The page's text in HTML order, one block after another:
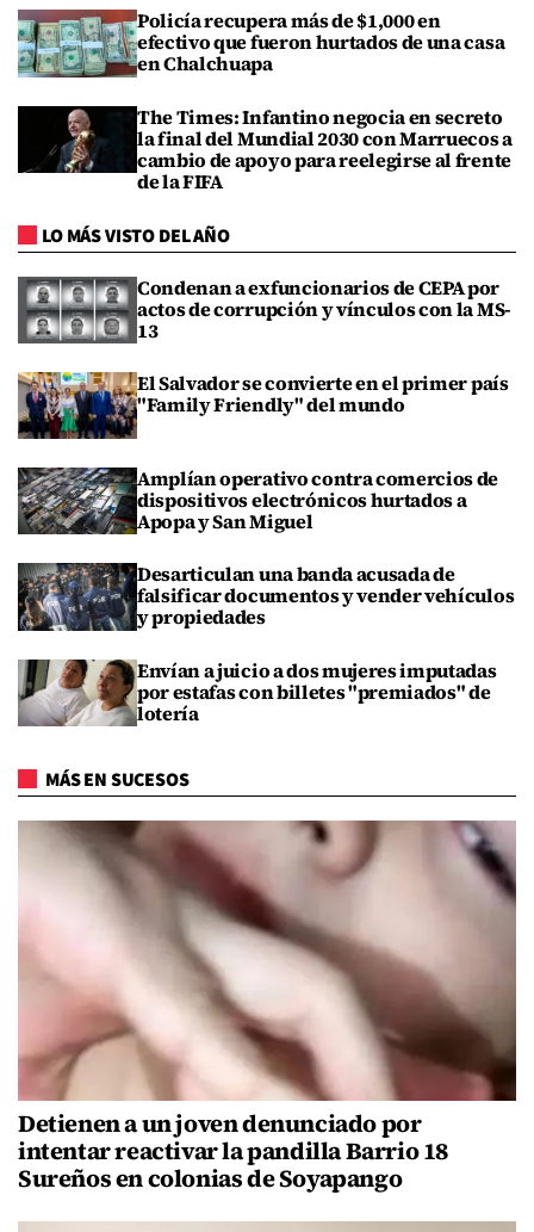
Policía recupera más de $1,000 en
efectivo que fueron hurtados de una casa
en Chalchuapa
The Times: Infantino negocia en secreto
la final del Mundial 2030 con Marruecos a
cambio de apoyo para reelegirse al frente
de la FIFA
LO MÁS VISTO DEL AÑO
Condenan a exfuncionarios de CEPA por
actos de corrupción y vínculos con la MS-
13
El Salvador se convierte en el primer país
"Family Friendly" del mundo
Amplían operativo contra comercios de
dispositivos electrónicos hurtados a
Apopa y San Miguel
Desarticulan una banda acusada de
falsificar documentos y vender vehículos
y propiedades
Envían a juicio a dos mujeres imputadas
por estafas con billetes "premiados" de
lotería
MÁS EN SUCESOS
Detienen a un joven denunciado por
intentar reactivar la pandilla Barrio 18
Sureños en colonias de Soyapango